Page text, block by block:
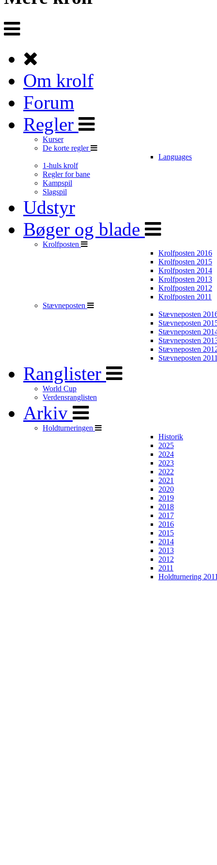
Om krolf
Forum
Regler
Kurser
De korte regler
Languages
1-huls krolf
Regler for bane
Kampspil
Slagspil
Udstyr
Bøger og blade
Krolfposten
Krolfposten 2016
Krolfposten 2015
Krolfposten 2014
Krolfposten 2013
Krolfposten 2012
Krolfposten 2011
Stævneposten
Stævneposten
Stævneposten
Stævneposten
Stævneposten
Stævneposten
Stævneposten
Ranglister
World Cup
Verdensranglisten
Arkiv
Holdturneringen
Historik
2025
2024
2023
2022
2021
2020
2019
2018
2017
2016
2015
2014
2013
2012
2011
Holdturnering